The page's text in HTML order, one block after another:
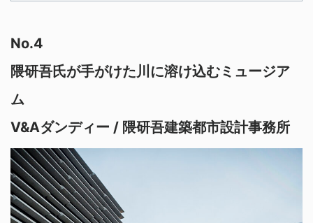
No.4
隈研吾氏が手がけた川に溶け込むミュージア
ム
V&Aダンディー / 隈研吾建築都市設計事務所